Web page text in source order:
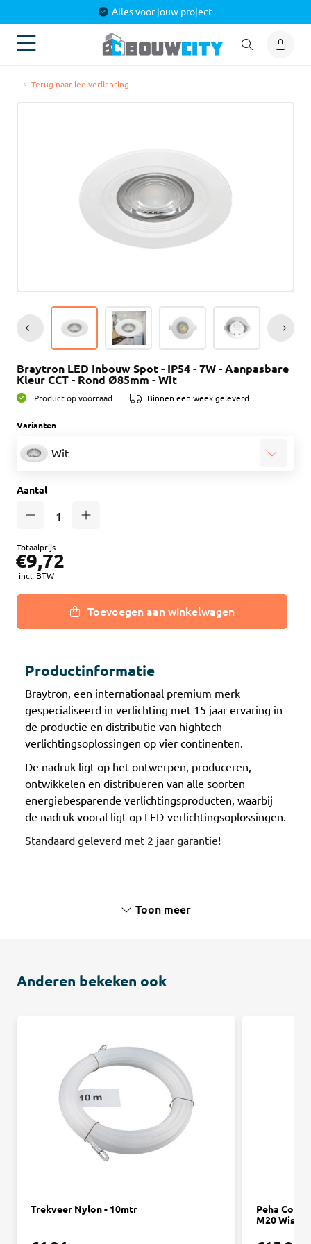
Alles voor jouw project
Terug naar led verlichting
Braytron LED Inbouw Spot - IP54 - 7W - Aanpasbare
Kleur CCT - Rond Ø85mm - Wit
Product op voorraad Binnen een week geleverd
Varianten
Wit
Aantal
Totaalprijs
€9,72
incl. BTW
Toevoegen aan winkelwagen
Productinformatie
Braytron, een internationaal premium merk
gespecialiseerd in verlichting met 15 jaar ervaring in
de productie en distributie van hightech
verlichtingsoplossingen op vier continenten.
De nadruk ligt op het ontwerpen, produceren,
ontwikkelen en distribueren van alle soorten
energiebesparende verlichtingsproducten, waarbij
de nadruk vooral ligt op LED-verlichtingsoplossingen.
Standaard geleverd met 2 jaar garantie!
Toon meer
Anderen bekeken ook
Trekveer Nylon - 10mtr
Peha
M20